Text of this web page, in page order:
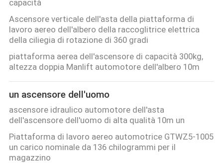
capacità
Ascensore verticale dell'asta della piattaforma di
lavoro aereo dell'albero della raccoglitrice elettrica
della ciliegia di rotazione di 360 gradi
piattaforma aerea dell'ascensore di capacità 300kg,
altezza doppia Manlift automotore dell'albero 10m
un ascensore dell'uomo
ascensore idraulico automotore dell'asta
dell'ascensore dell'uomo di alta qualità 10m un
Piattaforma di lavoro aereo automotrice GTWZ5-1005
un carico nominale da 136 chilogrammi per il
magazzino